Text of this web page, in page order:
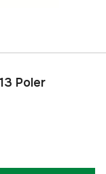
Poler